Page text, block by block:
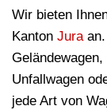
Wir bieten
Kanton Juraan.
Unfallwagen
jede Art von